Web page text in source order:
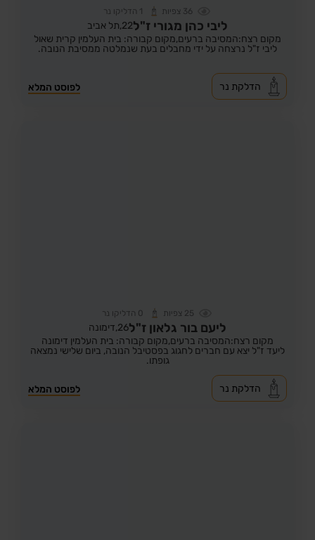
36 צפיות 1 הדליקו נר
ליבי כהן מגורי ז"ל22, תל אביב
מקום רצח:המסיבה ברעים,מקום קבורה: בית העלמין קרית שאול
ליבי ז"ל נרצחה על ידי מחבלים בעת שנמלטה ממסיבת הנובה.
לפוסט המלא הדלקת נר
25 צפיות 0 הדליקו נר
ליעם בור גלאון ז"ל26, דימונה
מקום רצח:המסיבה ברעים,מקום קבורה: בית העלמין דימונה
ליעד ז"ל יצא עם חברים לחגוג בפסטיבל הנובה, ביום שלישי נמצאה
גופתו.
לפוסט המלא הדלקת נר